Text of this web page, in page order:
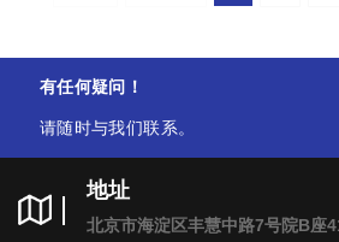
有任何疑问！
请随时与我们联系。
地址
北京市海淀区丰慧中路7号院B座